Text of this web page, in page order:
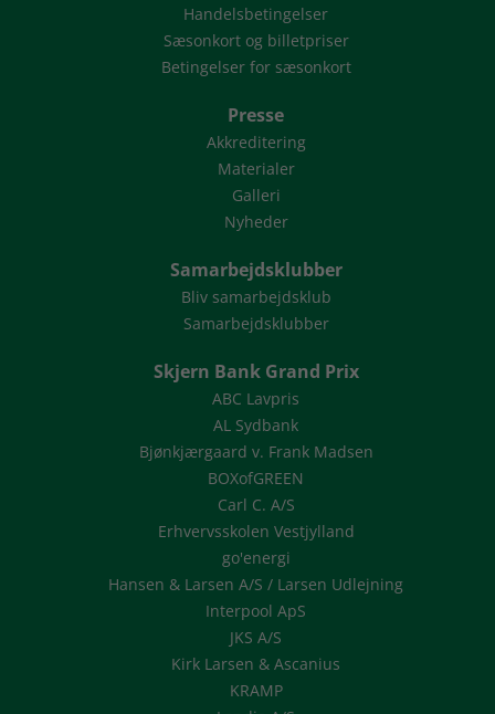
Handelsbetingelser
Sæsonkort og billetpriser
Betingelser for sæsonkort
Presse
Akkreditering
Materialer
Galleri
Nyheder
Samarbejdsklubber
Bliv samarbejdsklub
Samarbejdsklubber
Skjern Bank Grand Prix
ABC Lavpris
AL Sydbank
Bjønkjærgaard v. Frank Madsen
BOXofGREEN
Carl C. A/S
Erhvervsskolen Vestjylland
go'energi
Hansen & Larsen A/S / Larsen Udlejning
Interpool ApS
JKS A/S
Kirk Larsen & Ascanius
KRAMP